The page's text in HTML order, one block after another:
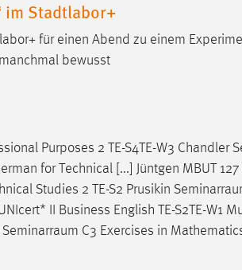
im Stadtlabor+
für einen Abend zu einem
bewusst
Purposes 2 TE-S4TE-W3 Chandler
for Technical [...] Jüntgen MBUT
Studies 2 TE-S2 Prusikin
II Business English TE-S2TE-W1
Seminarraum C3 Exercises in Mathematics